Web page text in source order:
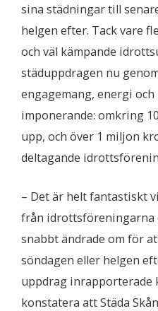
sina städningar till
helgen efter. Tack vare
och väl kämpande
städuppdragen nu
engagemang, energi
imponerande: omkring
upp, och över 1 miljon
deltagande
– Det är helt fantastiskt
från idrottsföreningarna
snabbt ändrade om för
söndagen eller helgen
uppdrag inrapporterade
konstatera att Städa